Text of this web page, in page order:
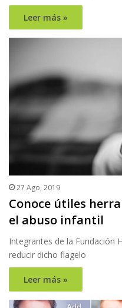
Leer más »
27 Ago, 2019
Conoce útiles
el abuso infantil
Integrantes de la Fundación
reducir dicho flagelo
Leer más »